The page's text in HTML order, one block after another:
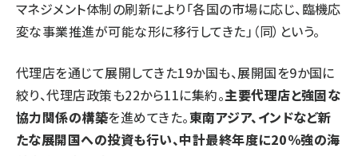
マネジメント体制の刷新により「各国の市場に応じ、臨機応
変な事業推進が可能な形に移行してきた」（同）という。
代理店を通じて展開してきた19か国も、展開国を9か国に
絞り、代理店政策も22から11に集約。主要代理店と強固な
協力関係の構築を進めてきた。東南アジア、インドなど新
たな展開国への投資も行い、中計最終年度に20％強の海